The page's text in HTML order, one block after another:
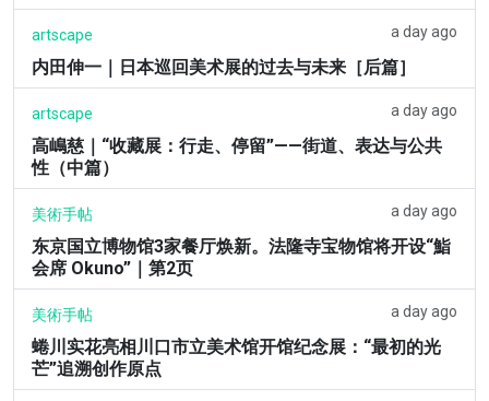
artscape a day ago
内田伸一｜日本巡回美术展的过去与未来［后篇］
artscape a day ago
高嶋慈｜“收藏展：行走、停留”——街道、表达与公共
性（中篇）
美術手帖 a day ago
东京国立博物馆3家餐厅焕新。法隆寺宝物馆将开设“鮨
会席 Okuno”｜第2页
美術手帖 a day ago
蜷川实花亮相川口市立美术馆开馆纪念展：“最初的光
芒”追溯创作原点